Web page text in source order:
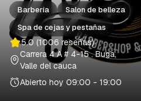
Barbería Salon de belleza
Spa de cejas y pestañas
5.0 (1006 reseñas)
Carrera 4 A # 4-15. Buga,
Valle del cauca
Abierto hoy 09:00 - 19:00